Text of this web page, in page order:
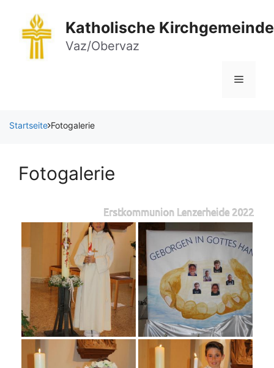
springen
Katholische Kirchgemeinde
Vaz/Obervaz
Menü
Startseite Fotogalerie
Fotogalerie
Erstkommunion Lenzerheide 2022